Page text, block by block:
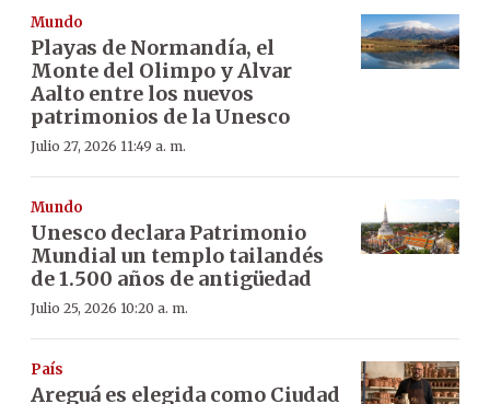
Mundo
Playas de Normandía, el
Monte del Olimpo yAlvar
Aalto entre los nuevos
patrimonios de la Unesco
Julio 27, 2026 11:49 a. m.
Mundo
Unesco declara Patrimonio
Mundial un templo tailandés
de 1.500 años de antigüedad
Julio 25, 2026 10:20 a. m.
País
Areguá es elegida como Ciudad